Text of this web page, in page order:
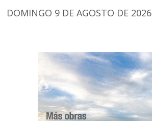
DOMINGO 9 DE AGOSTO DE 2026